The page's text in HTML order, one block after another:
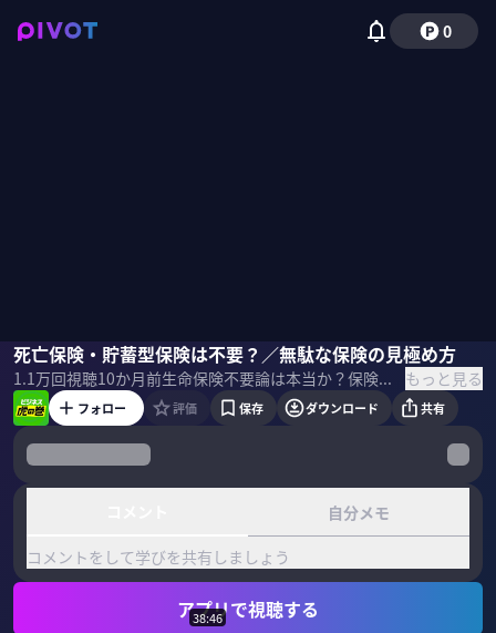
0
死亡保険・貯蓄型保険は不要？／無駄な保険の見極め方
1.1万回視聴10か月前 生命保険不要論は本当か？保険に詳しいファイナンシャルプランナーが大激論。前編のテーマは死亡保険・貯蓄型保険。 ＜ゲスト＞ 長尾義弘／ファイナンシャルプランナー 黒田尚子／ファイナンシャルプランナー サムネイル 写真：iStock もっと見る
長尾義弘黒田尚子柴田阿弥
フォロー 評価 保存 ダウンロード 共有
自分メモ
コメントをして学びを共有しましょう
アプリで視聴する
38:46